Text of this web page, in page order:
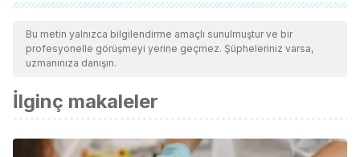
Tüm alıntı yapılan kaynaklar, kalitelerini, güvenilirliklerini,
güncelliklerini ve geçerliliklerini sağlamak için ekibimiz
tarafından derinlemesine incelendi. Bu makalenin bibliyografisi
kabul edildi.
Association, A. P. (2013).DSM 5.American Journal of
Psychiatry(p. 991).
Bu metin yalnızca bilgilendirme amaçlı sunulmuştur ve bir
profesyonelle görüşmeyi yerine geçmez. Şüpheleriniz varsa,
uzmanınıza danışın.
İlginç makaleler